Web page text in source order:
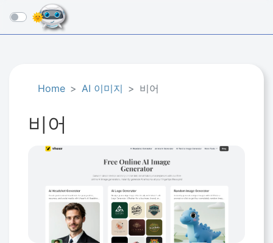
☰
Home AI 이미지 비어
비어